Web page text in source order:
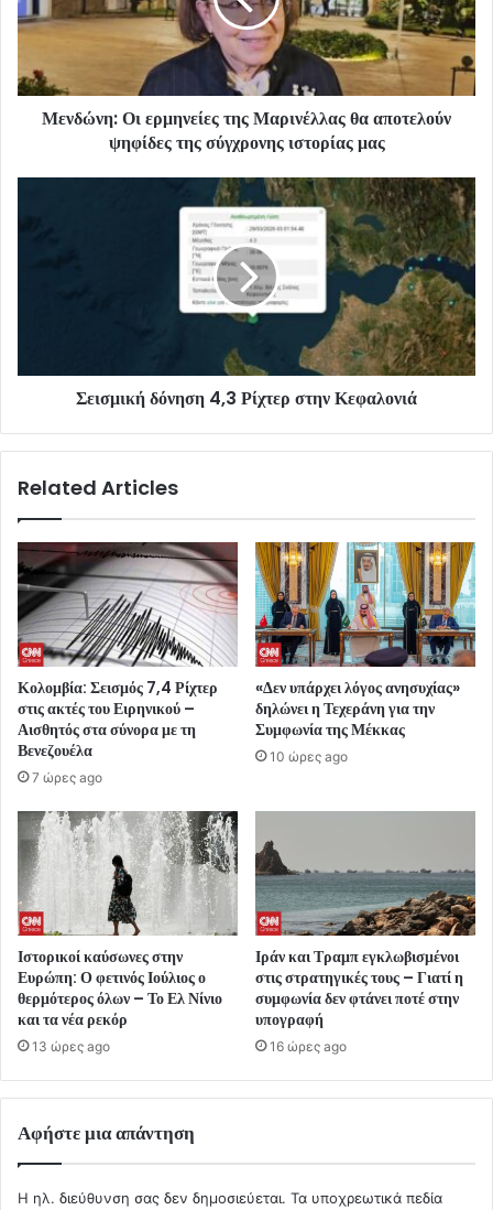
Μενδώνη: Οι ερμηνείες της Μαρινέλλας θα αποτελούν
ψηφίδες της σύγχρονης ιστορίας μας
Σεισμική δόνηση 4,3 Ρίχτερ στην Κεφαλονιά
Related Articles
Κολομβία: Σεισμός 7,4 Ρίχτερ
στις ακτές του Ειρηνικού –
Αισθητός στα σύνορα με τη
Βενεζουέλα
7 ώρες ago
«Δεν υπάρχει λόγος ανησυχίας»
δηλώνει η Τεχεράνη για την
Συμφωνία της Μέκκας
10 ώρες ago
Ιστορικοί καύσωνες στην
Ευρώπη: Ο φετινός Ιούλιος ο
θερμότερος όλων – Το Ελ Νίνιο
και τα νέα ρεκόρ
13 ώρες ago
Ιράν και Τραμπ εγκλωβισμένοι
στις στρατηγικές τους – Γιατί η
συμφωνία δεν φτάνει ποτέ στην
υπογραφή
16 ώρες ago
Αφήστε μια απάντηση
Η ηλ. διεύθυνση σας δεν δημοσιεύεται. Τα υποχρεωτικά πεδία